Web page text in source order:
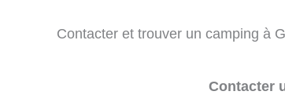
Contacter et trouver un camping à
Contacter